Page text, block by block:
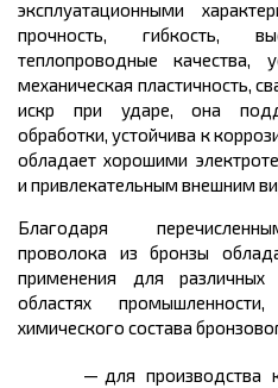
эксплуатационными
прочность, гибкость,
теплопроводные качества,
механическая пластичность,
искр при ударе, она
обработки, устойчива к
обладает хорошими
и привлекательным внешним
Благодаря
проволока из бронзы
применения для
областях
химического состава
для производства